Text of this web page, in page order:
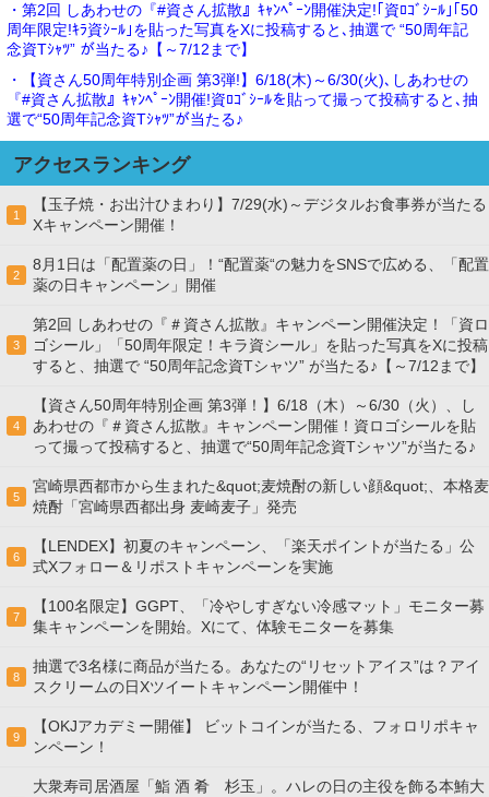
・第2回 しあわせの『#資さん拡散』ｷｬﾝﾍﾟｰﾝ開催決定!｢資ﾛｺﾞｼｰﾙ｣｢50
周年限定!ｷﾗ資ｼｰﾙ｣を貼った写真をXに投稿すると､抽選で “50周年記
念資Tｼｬﾂ” が当たる♪【～7/12まで】
・【資さん50周年特別企画 第3弾!】6/18(木)～6/30(火)､しあわせの
『#資さん拡散』ｷｬﾝﾍﾟｰﾝ開催!資ﾛｺﾞｼｰﾙを貼って撮って投稿すると､抽
選で“50周年記念資Tｼｬﾂ”が当たる♪
アクセスランキング
1
【玉子焼・お出汁ひまわり】7/29(水)～デジタルお食事券が当たる
Xキャンペーン開催！
2
8月1日は「配置薬の日」！“配置薬“の魅力をSNSで広める、「配置
薬の日キャンペーン」開催
3
第2回 しあわせの『＃資さん拡散』キャンペーン開催決定！「資ロ
ゴシール」「50周年限定！キラ資シール」を貼った写真をXに投稿
すると、抽選で “50周年記念資Tシャツ” が当たる♪【～7/12まで】
4
【資さん50周年特別企画 第3弾！】6/18（木）～6/30（火）、し
あわせの『＃資さん拡散』キャンペーン開催！資ロゴシールを貼
って撮って投稿すると、抽選で“50周年記念資Tシャツ”が当たる♪
5
宮崎県西都市から生まれた&quot;麦焼酎の新しい顔&quot;、本格麦
焼酎「宮崎県西都出身 麦崎麦子」発売
6
【LENDEX】初夏のキャンペーン、「楽天ポイントが当たる」公
式Xフォロー＆リポストキャンペーンを実施
7
【100名限定】GGPT、「冷やしすぎない冷感マット」モニター募
集キャンペーンを開始。Xにて、体験モニターを募集
8
抽選で3名様に商品が当たる。あなたの“リセットアイス”は？アイ
スクリームの日Xツイートキャンペーン開催中！
9
【OKJアカデミー開催】 ビットコインが当たる、フォロリポキャ
ンペーン！
大衆寿司居酒屋「鮨 酒 肴 杉玉」。ハレの日の主役を飾る本鮪大